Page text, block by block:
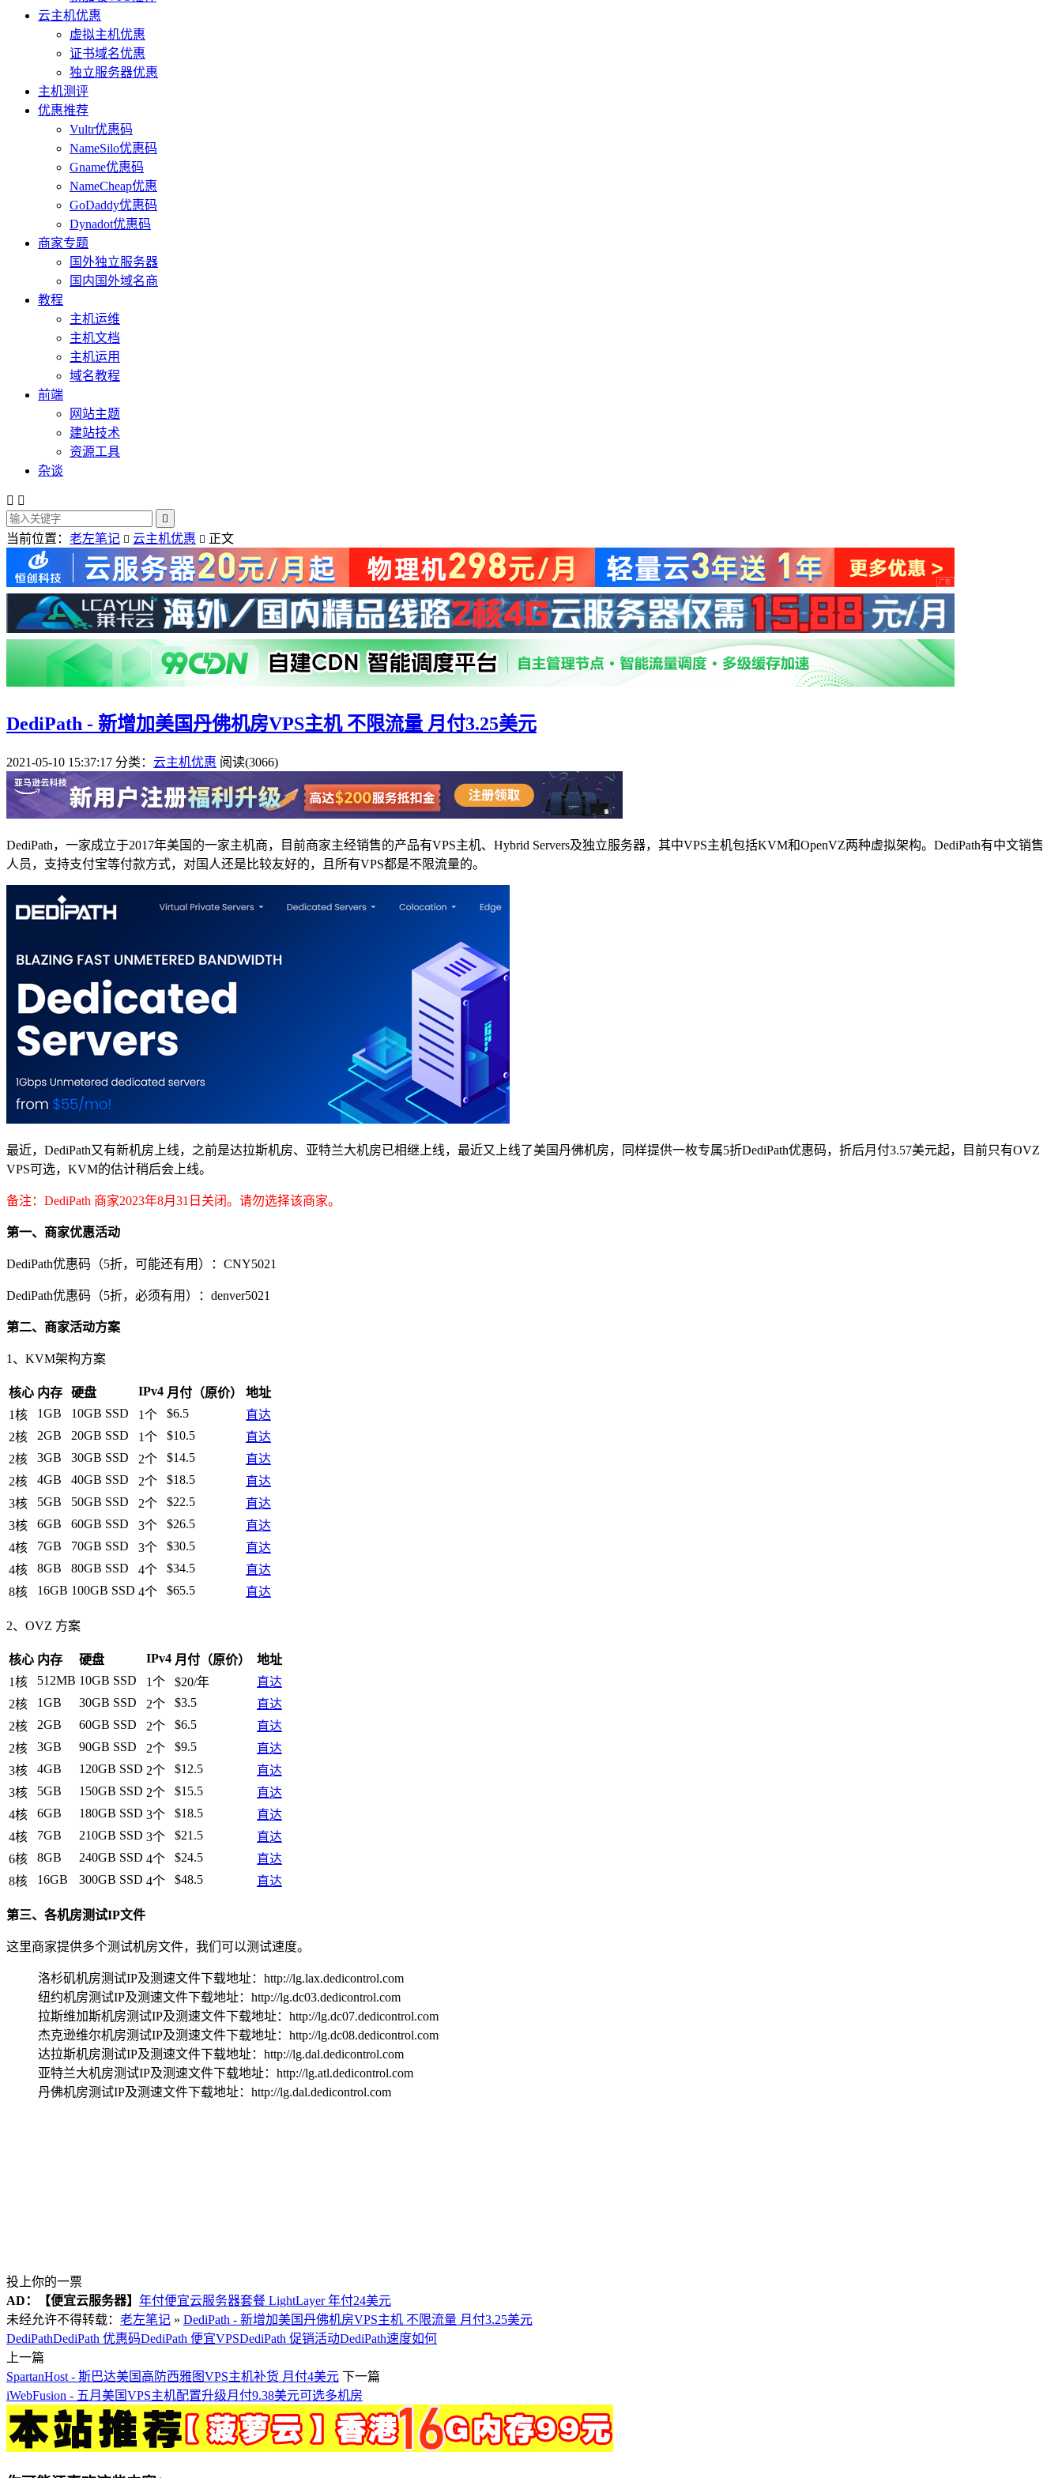
云主机优惠
虚拟主机优惠
证书域名优惠
独立服务器优惠
主机测评
优惠推荐
Vultr优惠码
NameSilo优惠码
Gname优惠码
NameCheap优惠
GoDaddy优惠码
Dynadot优惠码
商家专题
国外独立服务器
国内国外域名商
教程
主机运维
主机文档
主机运用
域名教程
前端
网站主题
建站技术
资源工具
杂谈
 

当前位置： 老左笔记  云主机优惠  正文
DediPath - 新增加美国丹佛机房VPS主机 不限流量 月付3.25美元
2021-05-10 15:37:17 分类： 云主机优惠 阅读(3066)
DediPath，一家成立于2017年美国的一家主机商，目前商家主经销售的产品有VPS主机、Hybrid Servers及独立服务器，其中VPS主机包括KVM和OpenVZ两种虚拟架构。DediPath有中文销售
人员，支持支付宝等付款方式，对国人还是比较友好的，且所有VPS都是不限流量的。
最近，DediPath又有新机房上线，之前是达拉斯机房、亚特兰大机房已相继上线，最近又上线了美国丹佛机房，同样提供一枚专属5折DediPath优惠码，折后月付3.57美元起，目前只有OVZ
VPS可选，KVM的估计稍后会上线。
备注：DediPath 商家2023年8月31日关闭。请勿选择该商家。
第一、商家优惠活动
DediPath优惠码（5折，可能还有用）：CNY5021
DediPath优惠码（5折，必须有用）：denver5021
第二、商家活动方案
1、KVM架构方案
核心 内存 硬盘 IPv4 月付（原价）
地址
1核
1GB 10GB SSD 1个 $6.5
直达
2核
2GB 20GB SSD 1个 $10.5
直达
2核
3GB 30GB SSD 2个 $14.5
直达
2核
4GB 40GB SSD 2个 $18.5
直达
3核
5GB 50GB SSD 2个 $22.5
直达
3核
6GB 60GB SSD 3个 $26.5
直达
4核
7GB 70GB SSD 3个 $30.5
直达
4核
8GB 80GB SSD 4个 $34.5
直达
8核
16GB 100GB SSD 4个 $65.5 直达
2、OVZ 方案
核心 内存 硬盘 IPv4 月付（原价）
地址
1核
512MB 10GB SSD 1个 $20/年
直达
2核
1GB 30GB SSD 2个 $3.5
直达
2核
2GB 60GB SSD 2个 $6.5
直达
2核
3GB 90GB SSD 2个 $9.5
直达
3核
4GB 120GB SSD 2个 $12.5
直达
3核
5GB 150GB SSD 2个 $15.5
直达
4核
6GB 180GB SSD 3个 $18.5
直达
4核
7GB 210GB SSD 3个 $21.5
直达
6核
8GB 240GB SSD 4个 $24.5
直达
8核
16GB 300GB SSD 4个 $48.5 直达
第三、各机房测试IP文件
这里商家提供多个测试机房文件，我们可以测试速度。
洛杉矶机房测试IP及测速文件下载地址：http://lg.lax.dedicontrol.com
纽约机房测试IP及测速文件下载地址：http://lg.dc03.dedicontrol.com
拉斯维加斯机房测试IP及测速文件下载地址：http://lg.dc07.dedicontrol.com
杰克逊维尔机房测试IP及测速文件下载地址：http://lg.dc08.dedicontrol.com
达拉斯机房测试IP及测速文件下载地址：http://lg.dal.dedicontrol.com
亚特兰大机房测试IP及测速文件下载地址：http://lg.atl.dedicontrol.com
丹佛机房测试IP及测速文件下载地址：http://lg.dal.dedicontrol.com
投上你的一票
AD：
【便宜云服务器】 年付便宜云服务器套餐 LightLayer 年付24美元
未经允许不得转载： 老左笔记 » DediPath - 新增加美国丹佛机房VPS主机 不限流量 月付3.25美元
DediPathDediPath 优惠码DediPath 便宜VPSDediPath 促销活动DediPath速度如何
上一篇
SpartanHost - 斯巴达美国高防西雅图VPS主机补货 月付4美元 下一篇
iWebFusion - 五月美国VPS主机配置升级月付9.38美元可选多机房